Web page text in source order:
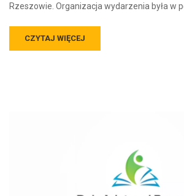
Rzeszowie. Organizacja wydarzenia była w
CZYTAJ WIĘCEJ